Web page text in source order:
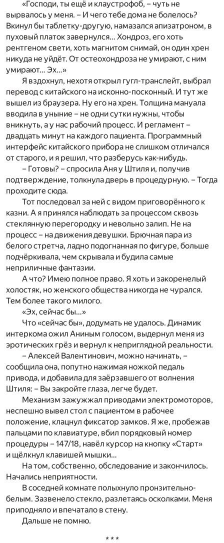
«Господи, ты ещё и клаустрофоб, – чуть не
вырвалось у меня. – И чего тебе дома не болелось?
Вкинул бы таблетку-другую, намазался апизатроном, в
пуховый платок завернулся… Хондроз, его хоть
рентгеном свети, хоть магнитом снимай, он один хрен
никуда не уйдёт. От остеохондроза не умирают, с ним
умирают… Эх…»
Я вздохнул, нехотя открыл гугл-транслейт, выбрал
перевод с китайского на исконно-посконный. И тут же
вышел из браузера. Ну его на хрен. Толщина мануала
вводила в уныние – не одни сутки нужны, чтобы
вникнуть, а у нас рабочий процесс. И регламент –
двадцать минут на каждого пациента. Программный
интерфейс китайского прибора не слишком отличался
от старого, и я решил, что разберусь как-нибудь.
– Готовы? – спросила Аня у Штиля и, получив
подтверждение, толкнула дверь в процедурную. – Тогда
проходите сюда.
Тот последовал за ней с видом приговорённого к
казни. А я принялся наблюдать за процессом сквозь
стеклянную перегородку и невольно залип. Не на
процесс – на движения девушки. Брючная пара из
белого стретча, ладно подогнанная по фигуре, больше
подчёркивала, чем скрывала и будила самые
неприличные фантазии.
А что? Имею полное право. Я хоть и закоренелый
холостяк, но женского общества никогда не чурался.
Тем более такого милого.
«Эх, сейчас бы…»
Что «сейчас бы», додумать не удалось. Динамик
интеркома ожил Аниным голосом, выдернул меня из
эротических грёз и вернул к неприглядной реальности.
– Алексей Валентинович, можно начинать, –
сообщила она, попутно нажимая ножкой педаль
привода, и добавила для заёрзавшего от волнения
Штиля: – Вы закройте глаза, легче будет.
Механизм зажужжал приводами электромоторов,
неспешно вывел стол с пациентом в рабочее
положение, клацнул фиксатор замков. Я же, пробежав
пальцами по клавиатуре, вбил порядковый номер
процедуры – 147/18, навёл курсор на кнопку «Старт»
и щёлкнул клавишей мышки…
На том, собственно, обследование и закончилось.
Начались неприятности.
В соседней комнате полыхнуло пронзительно-
белым. Зазвенело стекло, разлетаясь осколками. Меня
приподняло и впечатало в стену.
Дальше не помню.
* * *